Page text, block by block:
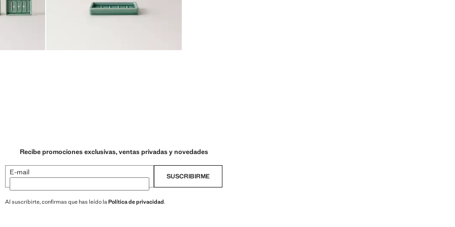
Recibe promociones exclusivas, ventas privadas y novedades
E-mail SUSCRIBIRME
Al suscribirte, confirmas que has leído laPolítica de privacidad.